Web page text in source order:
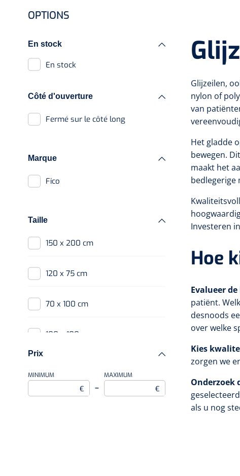
Couvertures alourdies
Coussins de
Appui de toilette
Diverses aides sanitaires
Porte-serviettes
Peignes et brosses à
cheveux
Chaises roulantes de
OPTIONS
En stock
En stock
Côté d'ouverture
Fermé sur le côté long
Marque
Fico
Taille
150 x 200 cm
120 x 75 cm
70 x 100 cm
100 x 100 cm
75 x 120 cm
Prix
MINIMUM
€ –
MAXIMUM
€
Glijzeilen,
nylon of
van
Het gladde
bewegen.
maakt het
bedlegerige
Investeren
Hoe
Evalueer
patiënt.
desnoods
over welke
Kies
zorgen we
Onderzoek
als u nog